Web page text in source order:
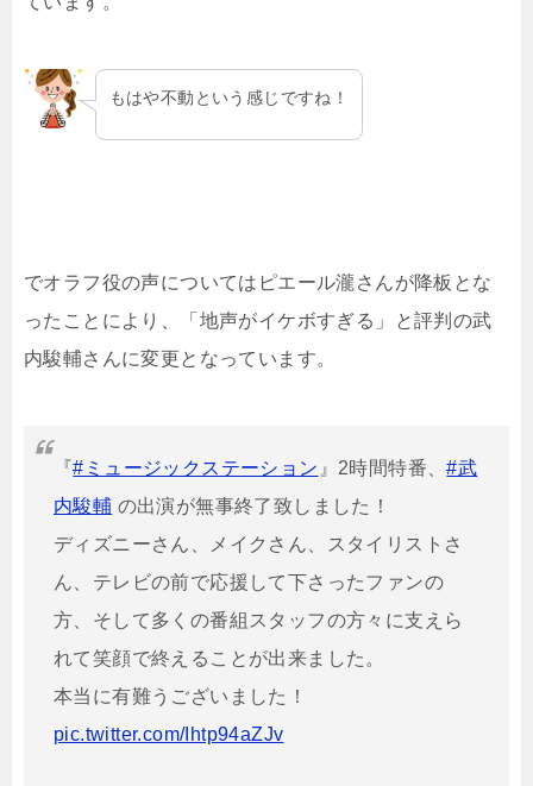
もはや不動という感じですね！
でオラフ役の声についてはピエール瀧さんが降板とな
ったことにより、「地声がイケボすぎる」と評判の武
内駿輔さんに変更となっています。
『#ミュージックステーション 』2時間特番、#武
内駿輔 の出演が無事終了致しました！
ディズニーさん、メイクさん、スタイリストさ
ん、テレビの前で応援して下さったファンの
方、そして多くの番組スタッフの方々に支えら
れて笑顔で終えることが出来ました。
本当に有難うございました！
pic.twitter.com/Ihtp94aZJv